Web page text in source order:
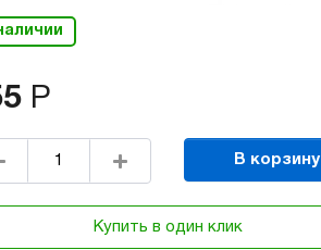
Р
В корзину
Купить в один клик